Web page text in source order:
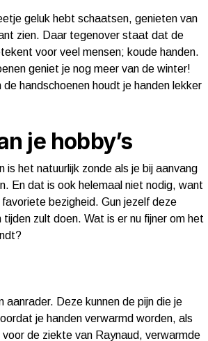
geluk hebt schaatsen, genieten van
zien. Daar tegenover staat dat de
voor veel mensen; koude handen.
geniet je nog meer van de winter!
handschoenen houdt je handen lekker
je hobby’s
is het natuurlijk zonde als je bij aanvang
En dat is ook helemaal niet nodig, want
bezigheid. Gun jezelf deze
zult doen. Wat is er nu fijner om het
aanrader. Deze kunnen de pijn die je
je handen verwarmd worden, als
de ziekte van Raynaud, verwarmde